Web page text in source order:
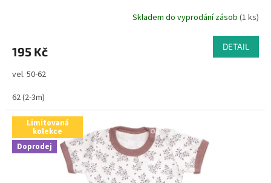
Skladem do vyprodání zásob (1 ks)
195 Kč DETAIL
vel. 50-62
62 (2-3m)
Limitovaná
kolekce
Doprodej